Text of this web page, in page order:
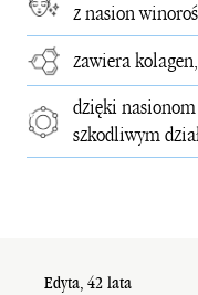
z nasion
zawiera
dzięki
szkodliwym
Edyta, 42 lata